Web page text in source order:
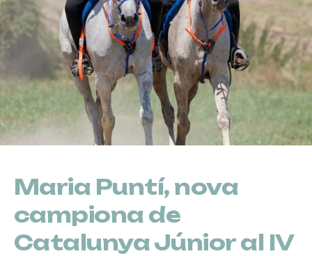
Maria Puntí, nova
campiona de
Catalunya Júnior al IV